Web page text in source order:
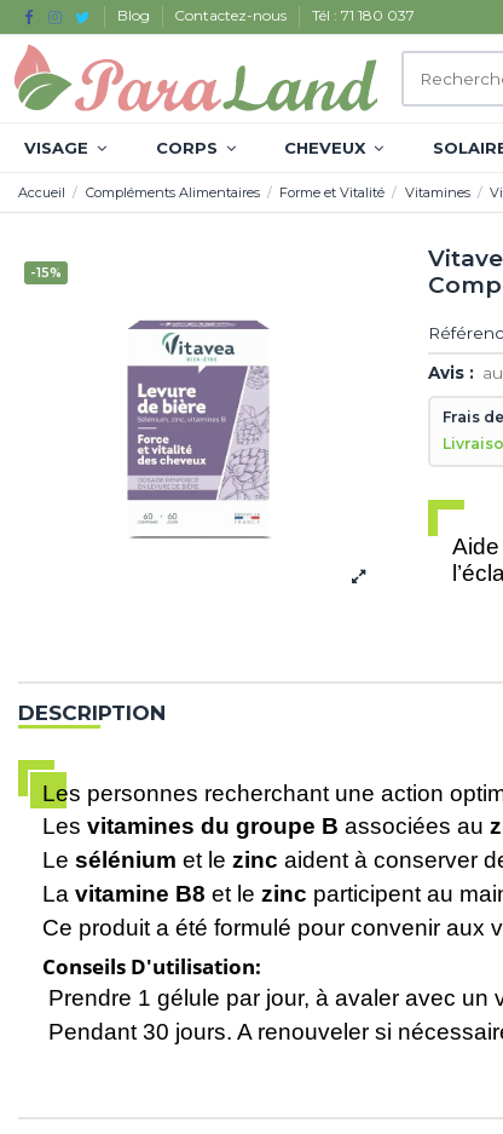
Blog Contactez-nous Tél : 71 180 037
VISAGE CORPS CHEVEUX
Accueil Compléments Alimentaires Forme et Vitalité Vitamines
-15%
Avis :
Frais
DESCRIPTION
Les personnes recherchant une action
Les vitamines du groupe B associées au
Le sélénium et le zinc aident à conserver
La vitamine B8 et le zinc participent au
Ce produit a été formulé pour convenir aux
Conseils D'utilisation:
Prendre 1 gélule par jour, à avaler avec un
Pendant 30 jours. A renouveler si